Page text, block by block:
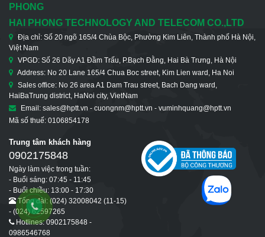
PHONG
HAI PHONG TECHNOLOGY AND TELECOM CO.,LTD
Địa chỉ: Số 20 ngõ 165/4 Chùa Bộc, Phường Kim Liên, Thành phố Hà Nội,
Việt Nam
VPGD: Số 26 Dãy A1 Đầm Trấu, P.Bạch Đằng, Hai Bà Trưng, Hà Nội
Address: No 20 Lane 165/4 Chua Boc street, Kim Lien ward, Ha Noi
Sales office: No 26 area A1 Dam Trau street, Bach Dang ward,
HaiBaTrung district, HaNoi city, VietNam
Email: sales@hptt.vn - cuongnm@hptt.vn - vuminhquang@hptt.vn
Mã số thuế: 0106854178
Trung tâm khách hàng
0902175848
Ngày làm việc trong tuần:
- Buổi sáng: 07:45 - 11:45
- Buổi chiều: 13:00 - 17:30
Tổng đài: (024) 32008042 (11-15)
- (024) 62597265
Hotlines: 0902175848 -
0986546768